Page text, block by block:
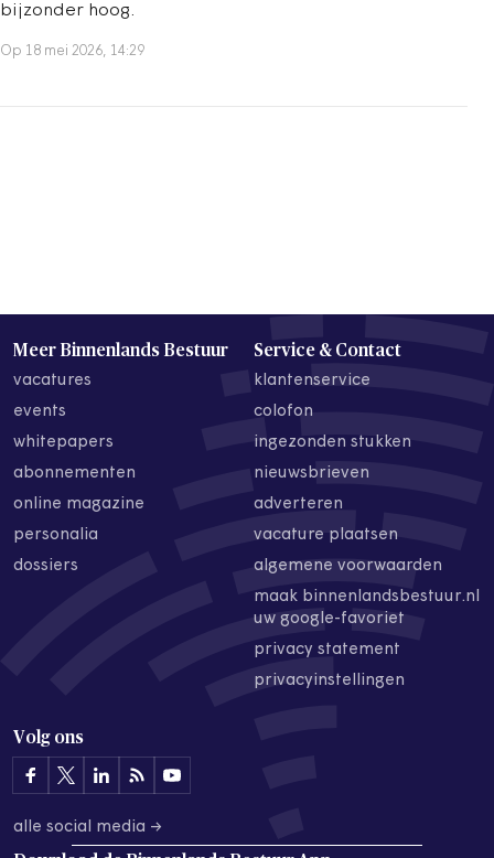
bijzonder hoog.
Op 18 mei 2026, 14:29
Meer Binnenlands Bestuur
vacatures
events
whitepapers
abonnementen
online magazine
personalia
dossiers
Service & Contact
klantenservice
colofon
ingezonden stukken
nieuwsbrieven
adverteren
vacature plaatsen
algemene voorwaarden
maak binnenlandsbestuur.nl
uw google-favoriet
privacy statement
privacyinstellingen
Volg ons
alle social media →